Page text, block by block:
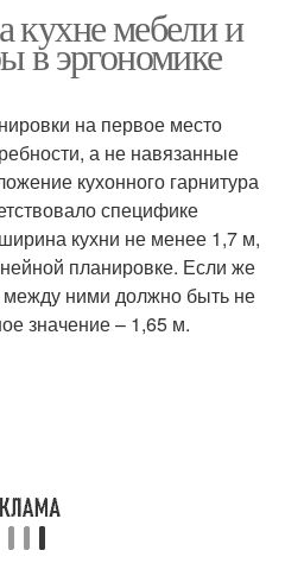
кухне мебели и
в эргономике
на первое место
а не навязанные
кухонного гарнитура
специфике
кухни не менее 1,7 м,
планировке. Если же
между ними должно быть не
значение – 1,65 м.